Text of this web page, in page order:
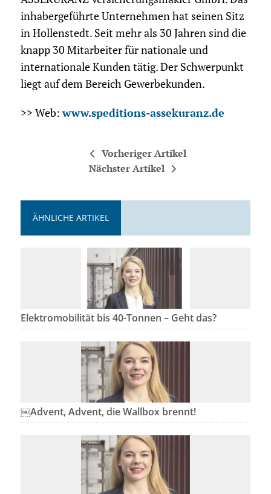
inhabergeführte Unternehmen hat seinen Sitz
in Hollenstedt. Seit mehr als 30 Jahren sind die
knapp 30 Mitarbeiter für nationale und
internationale Kunden tätig. Der Schwerpunkt
liegt auf dem Bereich Gewerbekunden.
>> Web:www.speditions-assekuranz.de
Vorheriger Artikel
Nächster Artikel
ÄHNLICHE ARTIKEL
Elektromobilität bis 40-Tonnen – Geht das?
￼Advent, Advent, die Wallbox brennt!